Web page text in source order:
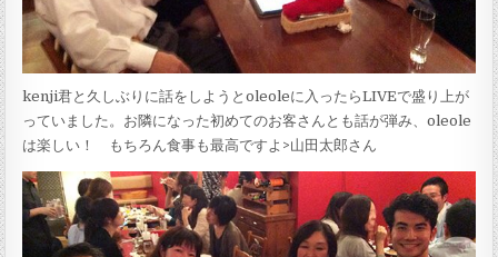
kenji君と久しぶりに話をしようとoleoleに入ったらLIVEで盛り上が
っていました。お隣になった初めてのお客さんとも話が弾み、oleole
は楽しい！ もちろん食事も最高ですよ>山田太郎さん